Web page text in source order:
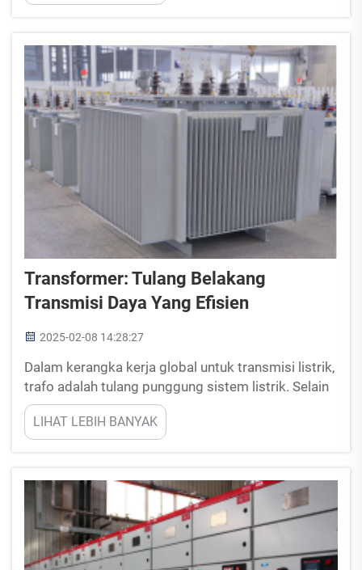
menuju sumber daya terbarukan, meningkatkan...
Transformer: Tulang Belakang
Transmisi Daya Yang Efisien
2025-02-08 14:28:27
Dalam kerangka kerja global untuk transmisi listrik,
trafo adalah tulang punggung sistem listrik. Selain
itu, perangkat ini sangat penting untuk menjaga
cadangan tingkat tegangan selama transmisi.
Dalam blog ini, kita akan...
LIHAT LEBIH BANYAK